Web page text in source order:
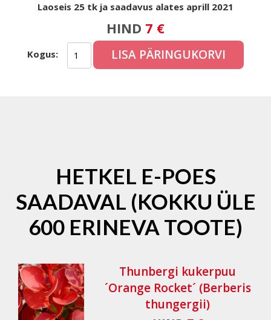
Laoseis 25 tk ja saadavus alates aprill 2021
HIND 7 €
Kogus: LISA PÄRINGUKORVI
HETKEL E-POES
SAADAVAL (KOKKU ÜLE
600 ERINEVA TOOTE)
Thunbergi kukerpuu
´Orange Rocket´ (Berberis
thungergii)